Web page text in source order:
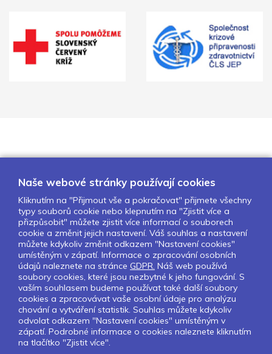
O nás Naše projekty
Pro školy
Partneři
Kontakty
GDPR
Nastavení cookies
Sledujte nás:
Pokud chcete dostávat pravidelný
Newsletter klikněte
Naše webové stránky používají cookies
Kliknutím na "Přijmout vše a pokračovat" přijmete všechny
typy souborů cookie nebo klepnutím na "Zjistit více a
přizpůsobit" můžete zjistit více informací o souborech
cookie a změnit jejich nastavení. Váš souhlas a nastavení
můžete kdykoliv změnit odkazem "Nastavení cookies"
umístěným v zápatí. Informace o zpracování osobních
údajů naleznete na stránce GDPR. Náš web používá
soubory cookies, které jsou nezbytné k jeho fungování. S
vaším souhlasem budeme používat také další soubory
cookies a zpracovávat vaše osobní údaje pro analýzu
chování a vytváření statistik. Souhlas můžete kdykoliv
odvolat odkazem "Nastavení cookies" umístěným v
zápatí. Podrobné informace o cookies naleznete kliknutím
na tlačítko "Zjistit více".